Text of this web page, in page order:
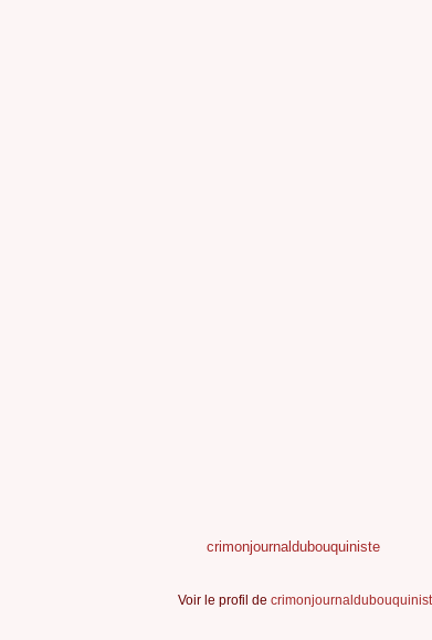
crimonjournaldubouquiniste
Voir le profil de